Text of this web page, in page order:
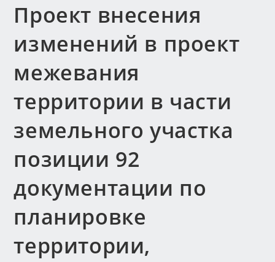
Проект внесения
изменений в проект
межевания
территории в части
земельного участка
позиции 92
документации по
планировке
территории,